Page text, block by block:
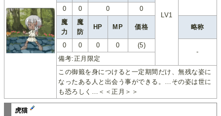
LV1
0
0 0
0
魔
力
魔
防
HP MP 価格 略称
0 0 0 0
(5)
-
備考:正月限定
この御籤を身につけると一定期間だけ、無残な姿に
なったある人と出会う事ができる。…その姿は世に
も恐ろしく…＜＜正月＞＞
虎猫